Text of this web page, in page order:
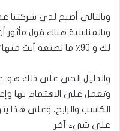
وبالتالي أصبح لدى شركتنا
لك و 90٪ ما تصنعه أنت منها”،
والدليل الحي على ذلك هو:
وتعمل على الاهتمام بها
الكاسب والرابح، وعلى هذا
على شيء آخر.